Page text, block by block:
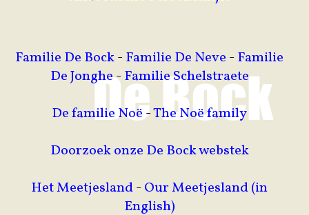
Familie De Bock- Familie De Neve - Familie
De Jonghe-Familie Schelstraete
De familie Noë-The Noë family
Doorzoek onze De Bock webstek
Het Meetjesland- Our Meetjesland (in
English)